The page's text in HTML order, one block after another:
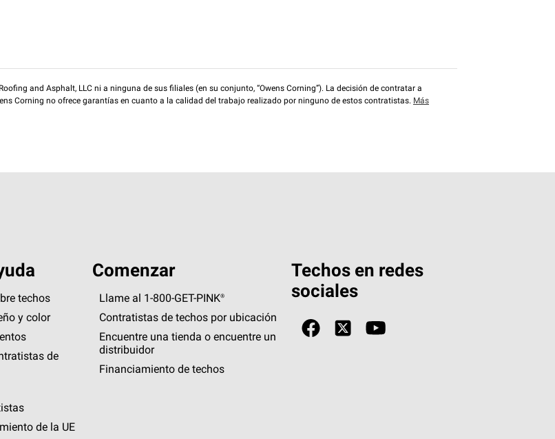
and Asphalt, LLC ni a ninguna de sus filiales (en su conjunto, “Owens Corning”). La decisión de contratar a
Corning no ofrece garantías en cuanto a la calidad del trabajo realizado por ninguno de estos contratistas. Más
techos
y color
de
de la UE
Comenzar
Llame al 1-800-GET -PINK®
Contratistas de techos por ubicación
Encuentre una tienda o encuentre un
distribuidor
Financiamiento de techos
Techos en redes
sociales